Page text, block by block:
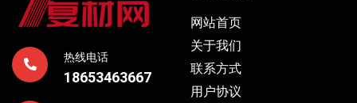
热线电话
18653463667
网站首页
关于我们
联系方式
用户协议